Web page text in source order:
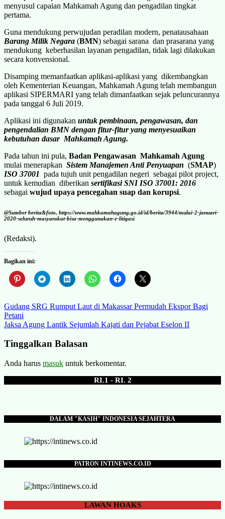
menyusul capaian Mahkamah Agung dan pengadilan tingkat
pertama.
Guna mendukung perwujudan peradilan modern, penatausahaan
Barang Milik Negara (BMN) sebagai sarana dan prasarana yang
mendukung keberhasilan layanan pengadilan, tidak lagi dilakukan
secara konvensional.
Disamping memanfaatkan aplikasi-aplikasi yang dikembangkan
oleh Kementerian Keuangan, Mahkamah Agung telah membangun
aplikasi SIPERMARI yang telah dimanfaatkan sejak peluncurannya
pada tanggal 6 Juli 2019.
Aplikasi ini digunakan untuk pembinaan, pengawasan, dan
pengendalian BMN dengan fitur-fitur yang menyesuaikan
kebutuhan dasar Mahkamah Agung.
Pada tahun ini pula, Badan Pengawasan Mahkamah Agung
mulai menerapkan Sistem Manajemen Anti Penyuapan (SMAP)
ISO 37001 pada tujuh unit pengadilan negeri sebagai pilot project,
untuk kemudian diberikan sertifikasi SNI ISO 37001: 2016
sebagai wujud upaya pencegahan suap dan korupsi.
@Sumber berita&foto, https://www.mahkamahagung.go.id/id/berita/3944/mulai-2-januari-
2020-seluruh-masyarakat-bisa-menggunakan-e-litigasi
(Redaksi).
Bagikan ini:
Navigasi
pos
Gudang SRG Rumput Laut di Makassar Permudah Ekspor Bagi
Petani
Jaksa Agung Lantik Sejumlah Kajati dan Pejabat Eselon II
Tinggalkan Balasan
Anda harus masuk untuk berkomentar.
RI.1 - RI. 2
DALAM "KASIH" INDONESIA SEJAHTERA
PATRON INTINEWS.CO.ID
LAWANHOAKS